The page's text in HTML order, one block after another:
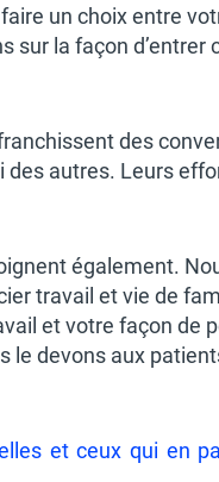
un choix entre
la façon d’entrer
des
autres. Leurs
également.
travail et vie de
et votre façon de
le devons aux
et ceux qui en